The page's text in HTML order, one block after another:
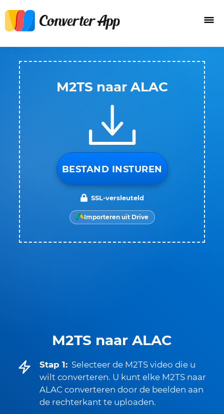
M2TS naar ALAC
Stap 1: Selecteer de M2TS video die u
wilt converteren. U kunt elke M2TS naar
ALAC converteren door de beelden aan
de rechterkant te uploaden.
M2TS naar ALAC
BESTAND INSTUREN
SSL-versleuteld
Importeren uit Drive